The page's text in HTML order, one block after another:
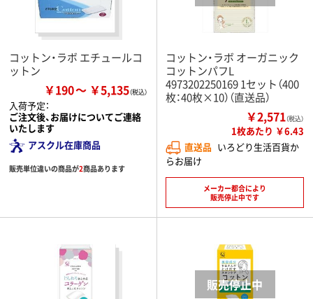
コットン・ラボ エチュールコ
ットン
￥190 ￥5,135
入荷予定：
ご注文後、お届けについてご連絡
いたします
アスクル在庫商品
販売単位違いの商品が2商品あります
コットン・ラボ オーガニック
コットンパフL
4973202250169 1セット（400
枚：40枚×10）（直送品）
￥2,571（税込）
1枚あたり ￥6.43
直送品 いろどり生活百貨か
らお届け
メーカー都合により
販売停止中です